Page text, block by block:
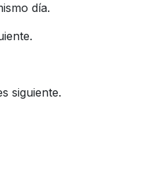
día.
siguiente.